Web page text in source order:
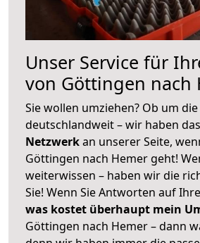
Unser Service für
von Göttingen nach
Sie wollen umziehen? Ob um
deutschlandweit – wir haben das
Netzwerkan unserer Seite,
Göttingen nach Hemer geht!
weiterwissen – haben wir die
Sie! Wenn Sie Antworten auf
was kostet überhaupt mein
Göttingen nach Hemer – dann